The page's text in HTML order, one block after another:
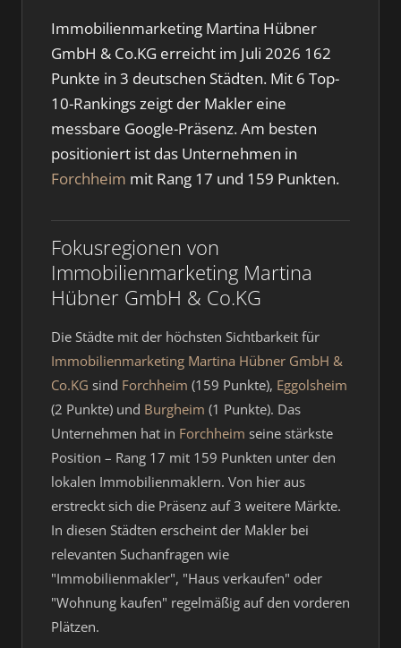
Immobilienmarketing Martina Hübner
GmbH & Co.KG erreicht im Juli 2026 162
Punkte in 3 deutschen Städten. Mit 6 Top-
10-Rankings zeigt der Makler eine
messbare Google-Präsenz. Am besten
positioniert ist das Unternehmen in
Forchheim mit Rang 17 und 159 Punkten.
Fokusregionen von
Immobilienmarketing Martina
Hübner GmbH & Co.KG
Die Städte mit der höchsten Sichtbarkeit für
Immobilienmarketing Martina Hübner GmbH &
Co.KG sind Forchheim (159 Punkte), Eggolsheim
(2 Punkte) und Burgheim (1 Punkte). Das
Unternehmen hat in Forchheim seine stärkste
Position – Rang 17 mit 159 Punkten unter den
lokalen Immobilienmaklern. Von hier aus
erstreckt sich die Präsenz auf 3 weitere Märkte.
In diesen Städten erscheint der Makler bei
relevanten Suchanfragen wie
"Immobilienmakler", "Haus verkaufen" oder
"Wohnung kaufen" regelmäßig auf den vorderen
Plätzen.